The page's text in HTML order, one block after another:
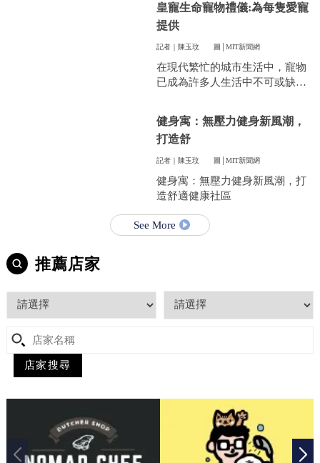
皇寵生命寵物禮儀:為每隻愛寵
提供
記者｜陳玉玟 圖│MIT新聞網
在現代繁忙的城市生活中，寵物
已成為許多人生活中不可或缺的
藉。當愛寵的生命走到盡頭時，
飼主們往往陷入深深的悲傷，而
如何讓他們走得體面、安心，成
的訴求。
健身寓：無壓力健身新風潮，
打造舒
記者｜陳玉玟 圖│MIT新聞網
健身寓：無壓力健身新風潮，打
造舒適健康社區
See More
推薦店家